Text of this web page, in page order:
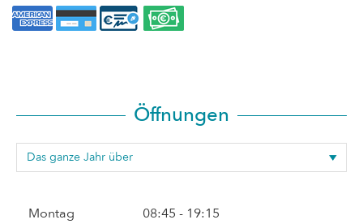
Öffnungen
Montag 08:45 - 19:15